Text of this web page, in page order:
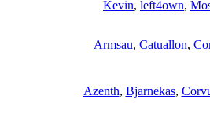
Kevin, left4own,
Armsau, Catuallon,
Azenth, Bjarnekas,